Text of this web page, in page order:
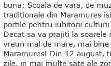
buna: Scoala de vara, de
traditionale din Maramures
portile pentru iubitorii
Decat sa va prajiti la soarele
vreun mal de mare, mai
Maramures! Din 12 august,
zile, in mai multe sate ale